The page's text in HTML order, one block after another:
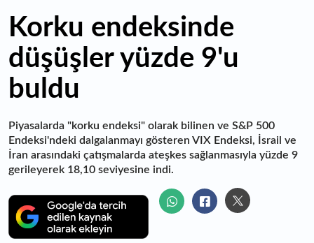
Korku endeksinde
düşüşler yüzde 9'u
buldu
Piyasalarda "korku endeksi" olarak bilinen ve S&P 500
Endeksi'ndeki dalgalanmayı gösteren VIX Endeksi, İsrail ve
İran arasındaki çatışmalarda ateşkes sağlanmasıyla yüzde 9
gerileyerek 18,10 seviyesine indi.